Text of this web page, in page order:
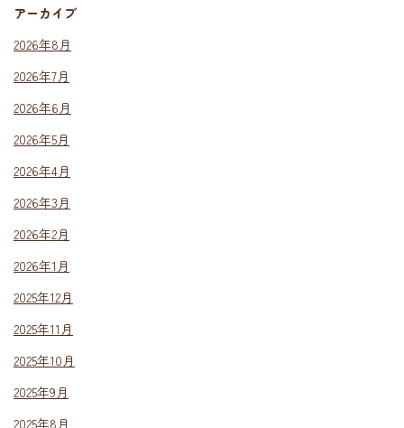
アーカイブ
2026年8月
2026年7月
2026年6月
2026年5月
2026年4月
2026年3月
2026年2月
2026年1月
2025年12月
2025年11月
2025年10月
2025年9月
2025年8月